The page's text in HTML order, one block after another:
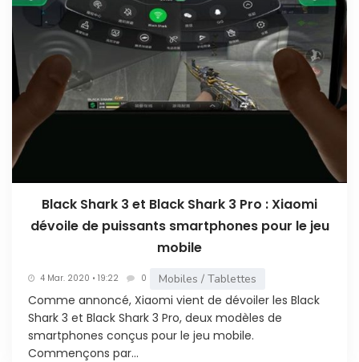
Black Shark 3 et Black Shark 3 Pro : Xiaomi
dévoile de puissants smartphones pour le jeu
mobile
4 Mar. 2020 • 19:22 0 Mobiles / Tablettes
Comme annoncé, Xiaomi vient de dévoiler les Black
Shark 3 et Black Shark 3 Pro, deux modèles de
smartphones conçus pour le jeu mobile.
Commençons par...